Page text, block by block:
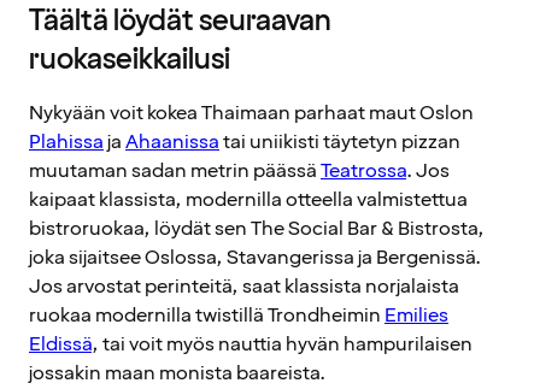
Täältä löydät seuraavan
ruokaseikkailusi
Nykyään voit kokea Thaimaan parhaat maut Oslon
PlahissajaAhaanissatai uniikisti täytetyn pizzan
muutaman sadan metrin päässäTeatrossa. Jos
kaipaat klassista, modernilla otteella valmistettua
bistroruokaa, löydät sen The Social Bar & Bistrosta,
joka sijaitsee Oslossa, Stavangerissa ja Bergenissä.
Jos arvostat perinteitä, saat klassista norjalaista
ruokaa modernilla twistillä TrondheiminEmilies
Eldissä, tai voit myös nauttia hyvän hampurilaisen
jossakin maan monista baareista.